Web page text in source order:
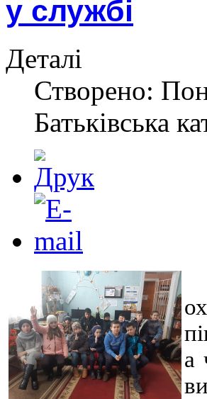
у службі
Деталі
Створено:
Батьківська
а